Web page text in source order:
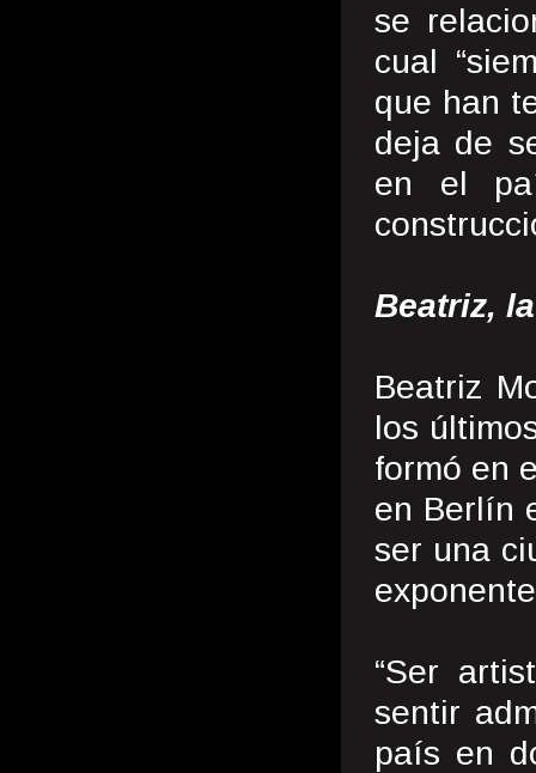
se
cual
que han
deja de
en el
Beatriz,
Beatriz
los
formó en
en Berlín
ser una
“Ser
sentir
país en